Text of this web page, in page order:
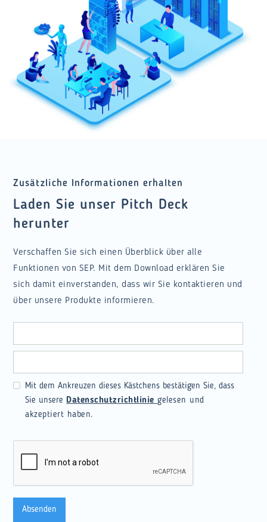
Zusätzliche Informationen erhalten
Laden Sie unser Pitch Deck
herunter
Verschaffen Sie sich einen Überblick über alle
Funktionen von SEP. Mit dem Download erklären Sie
sich damit einverstanden, dass wir Sie kontaktieren und
über unsere Produkte informieren.
Mit dem Ankreuzen dieses Kästchens bestätigen Sie, dass
Sie unsere Datenschutzrichtliniegelesen und
akzeptiert haben.